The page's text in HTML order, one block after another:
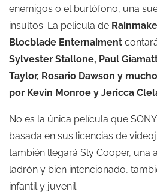
enemigos o el burlófono, una
insultos. La pelicula de
Blocblade Enternaiment
Sylvester Stallone, Paul
Taylor, Rosario Dawson y
por Kevin Monroe y Jericca
No es la única película que
basada en sus licencias de
también llegará Sly Cooper, una
ladrón y bien intencionado,
infantil y juvenil.